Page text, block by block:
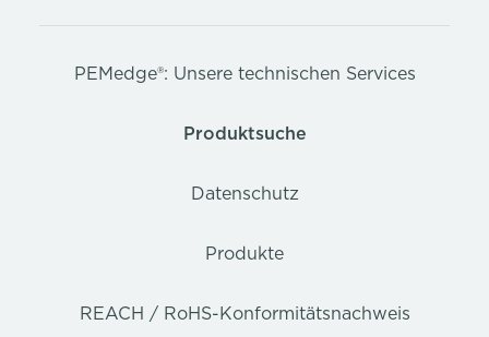
PEMedge®: Unsere technischen Services
Produktsuche
Datenschutz
Produkte
REACH / RoHS-Konformitätsnachweis